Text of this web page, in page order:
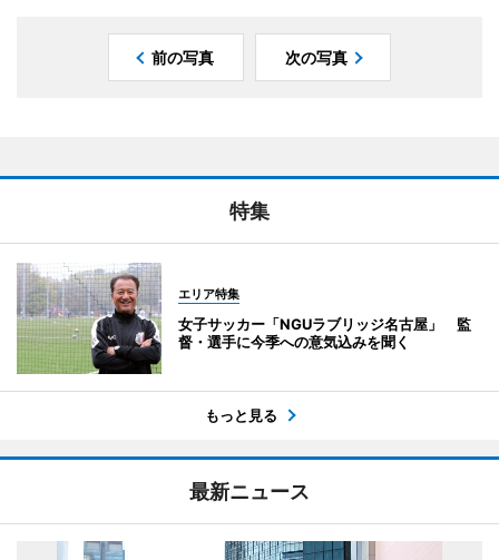
前の写真 次の写真
特集
エリア特集
女子サッカー「NGUラブリッジ名古屋」 監
督・選手に今季への意気込みを聞く
もっと見る
最新ニュース